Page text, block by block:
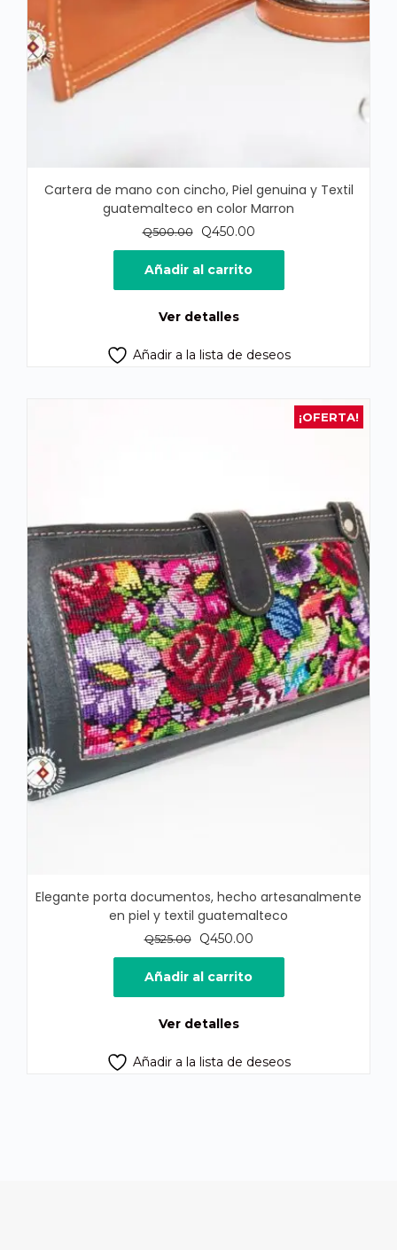
Cartera de mano con cincho, Piel genuina y Textil
guatemalteco en color Marron
Q500.00
El
precio
original
era:
Q450.00El
precio
es:
Añadir al carrito
Ver detalles
Añadir a la lista de deseos
¡OFERTA!
Elegante porta documentos, hecho artesanalmente
en piel y textil guatemalteco
Q525.00
El
precio
original
era:
Q450.00El
precio
actual
es:
Añadir al carrito
Ver detalles
Añadir a la lista de deseos